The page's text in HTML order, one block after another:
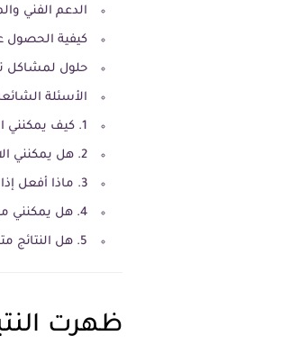
الدعم الفني
كيفية الحصول
حلول لمشاكل
الأسئلة
1. كيف يمكنني الحصول على نتيجتي إذا نسيت رقم الجلوس؟
2. هل يمكنني الاعتماد على الموقع الرسمي لمعرفة نتيجتي؟
3. ماذا أفعل إذا واجهت مشكلة تقنية عند عرض النتيجة؟
4. هل يمكنني معرفة نتيجة صديقي باستخدام رقم جلوسه؟
5. هل النتائج متاحة للتحميل؟
ظهرت